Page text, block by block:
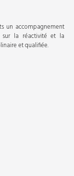
un accompagnement
sur la réactivité et la
et qualifiée.